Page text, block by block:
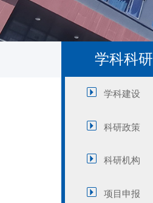
学科科研
学科建设
科研政策
科研机构
项目申报